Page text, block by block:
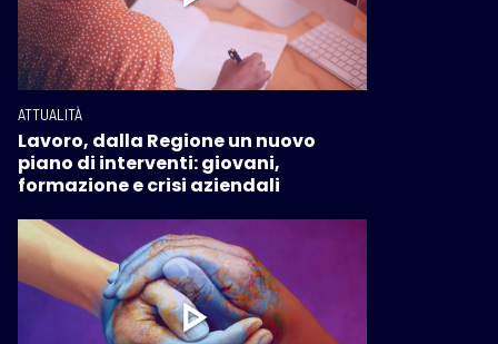
ATTUALITÀ
Lavoro, dalla Regione un nuovo
piano di interventi: giovani,
formazione e crisi aziendali